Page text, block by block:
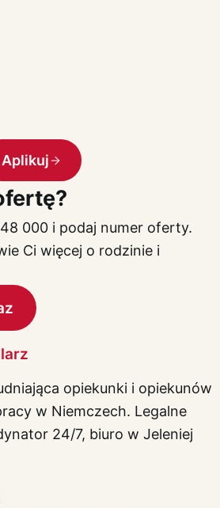
Aplikuj
000 i podaj numer oferty.
Ci więcej o rodzinie i
opiekunki i opiekunów
w Niemczech. Legalne
24/7, biuro w Jeleniej